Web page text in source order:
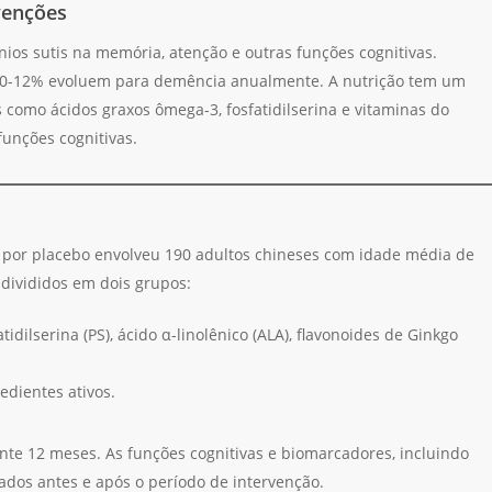
sutis na memória, atenção e outras funções cognitivas.
12% evoluem para demência anualmente. A nutrição tem um
ácidos graxos ômega-3, fosfatidilserina e vitaminas do
cognitivas.
placebo envolveu 190 adultos chineses com idade média de
em dois grupos:
(PS), ácido α-linolênico (ALA), flavonoides de Ginkgo
ativos.
12 meses. As funções cognitivas e biomarcadores, incluindo
antes e após o período de intervenção.